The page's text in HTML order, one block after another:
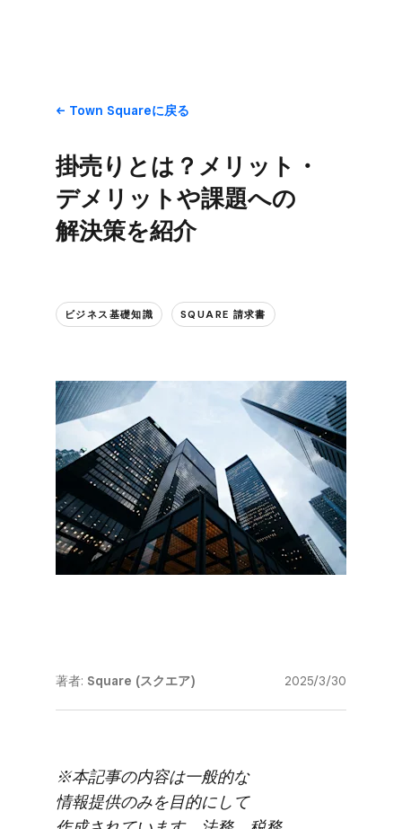
Town Squareに​戻る
掛売りとは？​メリット・
デメリットや​課題への​
解決策を​紹介
ビジネス基礎知識 SQUARE 請求書
著者: Square (スクエア) 2025/3/30
※本記事の​内容は​一般的な​
情報提供のみを​目的に​して​